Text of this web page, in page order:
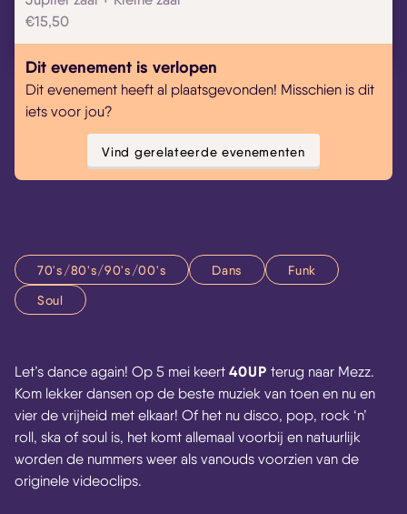
€15,50
Dit evenement is verlopen
Dit evenement heeft al plaatsgevonden! Misschien is dit
iets voor jou?
Vind gerelateerde evenementen
70's/80's/90's/00's Dans
Funk
Soul
Let’s dance again! Op 5 mei keert 40UP terug naar Mezz.
Kom lekker dansen op de beste muziek van toen en nu en
vier de vrijheid met elkaar! Of het nu disco, pop, rock ‘n’
roll, ska of soul is, het komt allemaal voorbij en natuurlijk
worden de nummers weer als vanouds voorzien van de
originele videoclips.